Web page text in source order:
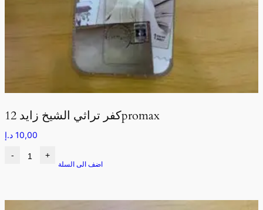
كفر تراثي الشيخ زايد 12promax
10,00 د.إ
- +
اضف الى السلة